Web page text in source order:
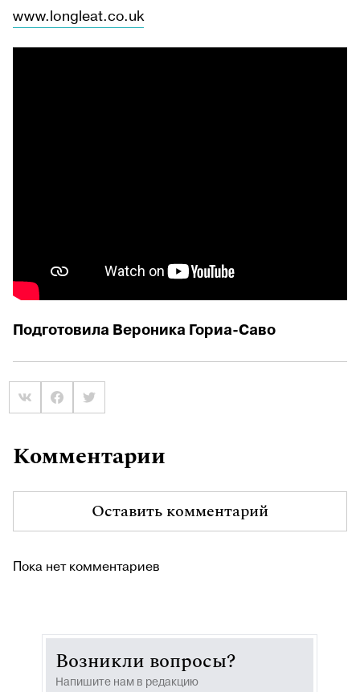
www.longleat.co.uk
Подготовила Вероника Гориа-Саво
Комментарии
Оставить комментарий
Пока нет комментариев
Возникли вопросы?
Напишите нам в редакцию